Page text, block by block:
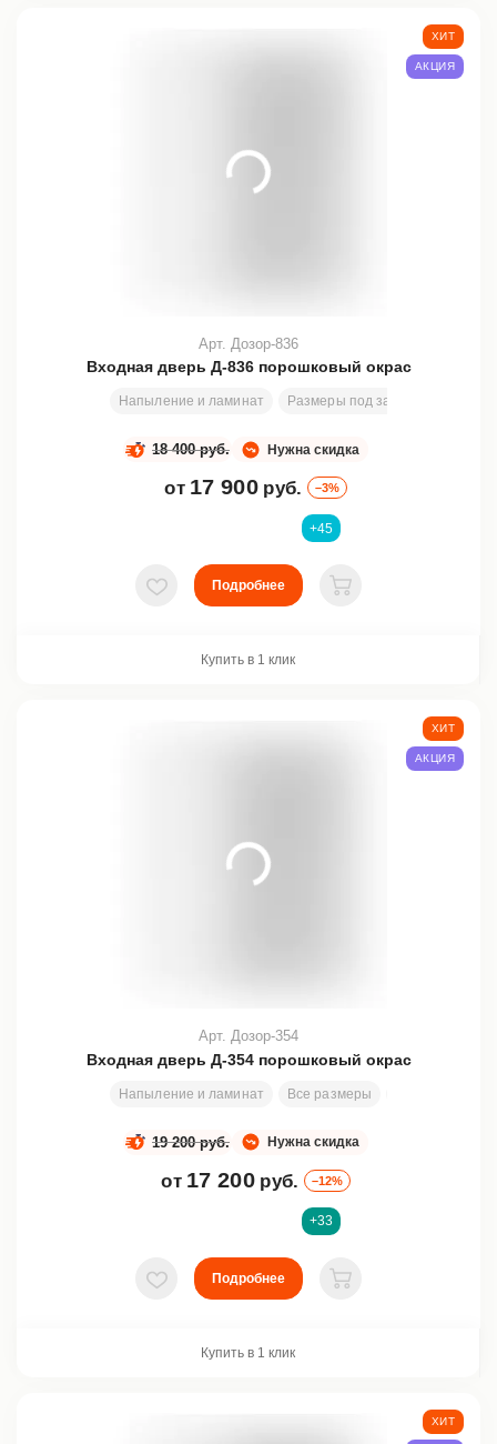
Входная дверь Д-836 порошковый окрас
Напыление и ламинат Размеры под заказ
Арт. Дозор-836
Нужна скидка
18 400 руб.
от 17 900 руб. –3%
ХИТ
АКЦИЯ
+45
В избранное
Подробнее
В корзину
Купить в 1 клик
Входная дверь Д-354 порошковый окрас
Напыление и ламинат Все размеры
Арт. Дозор-354
Нужна скидка
19 200 руб.
от 17 200 руб. –12%
ХИТ
АКЦИЯ
+33
В избранное
Подробнее
В корзину
Купить в 1 клик
ХИТ